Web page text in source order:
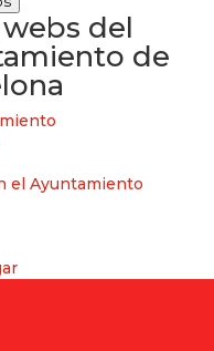
del
de
el Ayuntamiento